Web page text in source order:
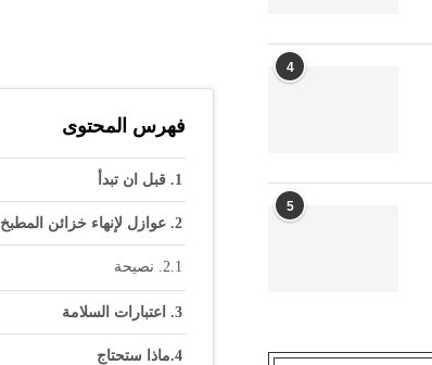
فهرس المحتوى
قبل ان تبدأ
عوازل لإنهاء خزائن المطبخ
نصيحة
اعتبارات السلامة
ماذا ستحتاج
4
5